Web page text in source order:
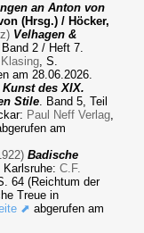
an Anton von
(Hrsg.) / Höcker,
Velhagen &
2 / Heft 7.
, S.
am 28.06.2026.
Kunst des XIX.
Stile. Band 5, Teil
Paul Neff Verlag,
am
Badische
Karlsruhe:C.F.
64 (Reichtum der
Treue in
⬈ abgerufen am